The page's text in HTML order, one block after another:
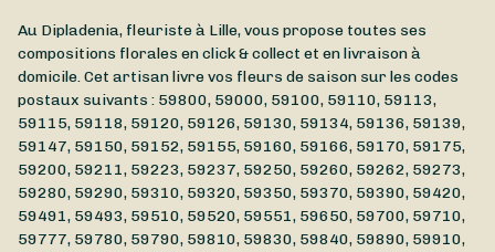
Au Dipladenia, fleuriste à Lille, vous propose toutes ses
compositions florales en click & collect et en livraison à
domicile. Cet artisan livre vos fleurs de saison sur les codes
postaux suivants : 59800, 59000, 59100, 59110, 59113,
59115, 59118, 59120, 59126, 59130, 59134, 59136, 59139,
59147, 59150, 59152, 59155, 59160, 59166, 59170, 59175,
59200, 59211, 59223, 59237, 59250, 59260, 59262, 59273,
59280, 59290, 59310, 59320, 59350, 59370, 59390, 59420,
59491, 59493, 59510, 59520, 59551, 59650, 59700, 59710,
59777, 59780, 59790, 59810, 59830, 59840, 59890, 59910,